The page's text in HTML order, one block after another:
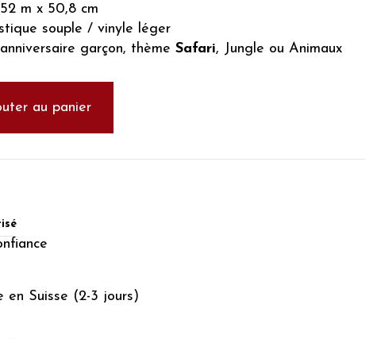
m x 50,8 cm
souple / vinyle léger
garçon, thème Safari, Jungle ou Animaux
au panier
en Suisse (2-3 jours)